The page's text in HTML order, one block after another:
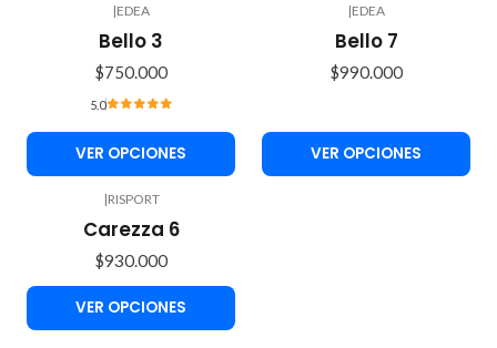
|EDEA
Bello 3
$750.000
5.0
VER OPCIONES
|EDEA
Bello 7
$990.000
VER OPCIONES
|RISPORT
Carezza 6
$930.000
VER OPCIONES